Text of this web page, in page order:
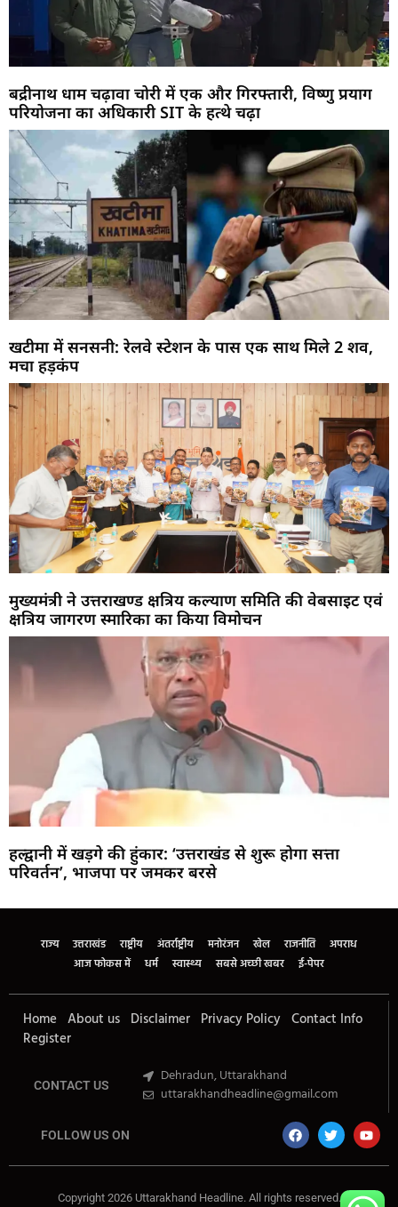
बद्रीनाथ धाम चढ़ावा चोरी में एक और गिरफ्तारी, विष्णु प्रयाग
परियोजना का अधिकारी SIT के हत्थे चढ़ा
खटीमा में सनसनी: रेलवे स्टेशन के पास एक साथ मिले 2 शव,
मचा हड़कंप
मुख्यमंत्री ने उत्तराखण्ड क्षत्रिय कल्याण समिति की वेबसाइट एवं
क्षत्रिय जागरण स्मारिका का किया विमोचन
हल्द्वानी में खड़गे की हुंकार: ‘उत्तराखंड से शुरू होगा सत्ता
परिवर्तन’, भाजपा पर जमकर बरसे
राज्य उत्तराखंड राष्ट्रीय अंतर्राष्ट्रीय मनोरंजन खेल राजनीति
अपराध
आज फोकस में
धर्म स्वास्थ्य सबसे अच्छी खबर ई-पेपर
Home About us Disclaimer Privacy Policy Contact Info
Register
CONTACT US
Dehradun, Uttarakhand
uttarakhandheadline@gmail.com
FOLLOW US ON
Copyright 2026 Uttarakhand Headline. All rights reserved.